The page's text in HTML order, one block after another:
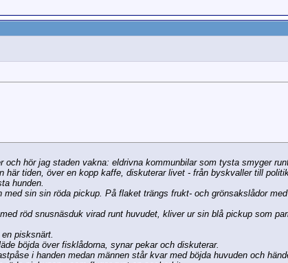
och hör jag staden vakna: eldrivna kommunbilar som tysta smyger
här tiden, över en kopp kaffe, diskuterar livet - från byskvaller till
hunden.
med sin sin röda pickup. På flaket trängs frukt- och grönsakslådor
röd snusnäsduk virad runt huvudet, kliver ur sin blå pickup som
pisksnärt.
böjda över fisklådorna, synar pekar och diskuterar.
i handen medan männen står kvar med böjda huvuden och